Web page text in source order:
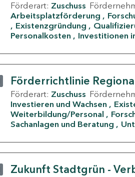
Förderart: Zuschuss
Arbeitsplatzförderung
Existenzgründung
Personalkosten
Investitionen
Förderrichtlinie
Förderart: Zuschuss
Investieren und Wachsen
Weiterbildung/Personal
Sachanlagen und Beratung
Zukunft Stadtgrün -